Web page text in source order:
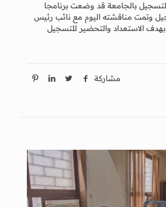
بالجامعة قد وضعت برنامجا
وتمت مناقشته اليوم مع نائب رئيس
الاستعداد والتحضير للتسجيل
مشاركة